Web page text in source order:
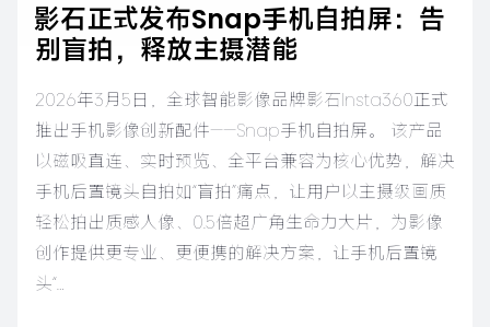
影石正式发布Snap手机自拍屏：告
别盲拍，释放主摄潜能
2026年3月5日，全球智能影像品牌影石Insta360正式
推出手机影像创新配件——Snap手机自拍屏。 该产品
以磁吸直连、实时预览、全平台兼容为核心优势，解决
手机后置镜头自拍如“盲拍”痛点，让用户以主摄级画质
轻松拍出质感人像、0.5倍超广角生命力大片，为影像
创作提供更专业、更便携的解决方案，让手机后置镜
头“…